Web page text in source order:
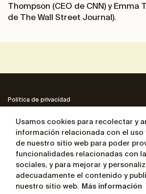
Thompson (CEO de CNN) y Emma
de The Wall Street Journal).
Política de privacidad
Política sobre los proyectos privacidad
Sitio web de Andrea Ceccherini
Biografía del Presidente Andrea Ceccherini
Usamos cookies para recolectar y
información relacionada con el uso
de nuestro sitio web para poder
funcionalidades relacionadas con
sociales, y para mejorar y
adecuadamente el contenido y
nuestro sitio web. Más información